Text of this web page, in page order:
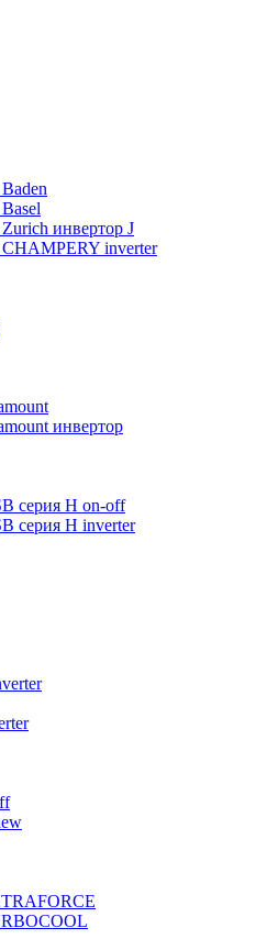
инвертор J
CHAMPERY inverter
инвертор
серия Н on-off
серия Н inverter